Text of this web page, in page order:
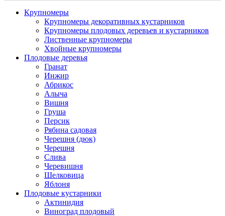
Крупномеры
Крупномеры декоративных кустарников
Крупномеры плодовых деревьев и кустарников
Лиственные крупномеры
Хвойные крупномеры
Плодовые деревья
Гранат
Инжир
Абрикос
Алыча
Вишня
Груша
Персик
Рябина садовая
Черешня (дюк)
Черешня
Слива
Черевишня
Шелковица
Яблоня
Плодовые кустарники
Актинидия
Виноград плодовый